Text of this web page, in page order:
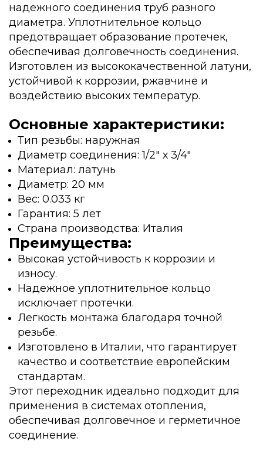
надежного соединения труб разного
диаметра. Уплотнительное кольцо
предотвращает образование протечек,
обеспечивая долговечность соединения.
Изготовлен из высококачественной латуни,
устойчивой к коррозии, ржавчине и
воздействию высоких температур.
Основные характеристики:
Тип резьбы: наружная
Диаметр соединения: 1/2" х 3/4"
Материал: латунь
Диаметр: 20 мм
Вес: 0.033 кг
Гарантия: 5 лет
Страна производства: Италия
Преимущества:
Высокая устойчивость к коррозии и
износу.
Надежное уплотнительное кольцо
исключает протечки.
Легкость монтажа благодаря точной
резьбе.
Изготовлено в Италии, что гарантирует
качество и соответствие европейским
стандартам.
Этот переходник идеально подходит для
применения в системах отопления,
обеспечивая долговечное и герметичное
соединение.